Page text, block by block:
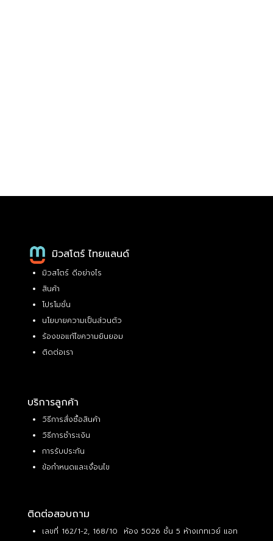
มิวสโตร์ ไทยแลนด์
มิวสโตร์ ดีอย่างไร
สินค้า
โปรโมชั่น
นโยบายความเป็นส่วนตัว
ร้องขอแก้ไขความยินยอม
ติดต่อเรา
บริการลูกค้า
วิธีการสั่งซื้อสินค้า
วิธีการชำระเงิน
การรับประกัน
ข้อกำหนดและเงื่อนไข
ติดต่อสอบถาม
เลขที่ 162/1-2, 168/10 ห้อง 5026 ชั้น 5 ห้างเกทเวย์ แอท